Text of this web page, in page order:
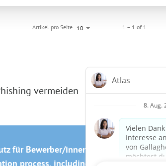
Artikel pro Seite 10 1 – 1 of 1
vermeiden
für Bewerber/innen
Cookie-Richtlinie
process, including the use of this